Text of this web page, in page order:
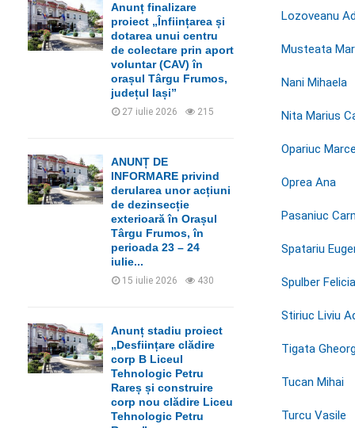
Lozoveanu
Musteata
Nani Mihaela
Nita Marius
Opariuc
Oprea Ana
Pasaniuc
Spatariu
Spulber
Stiriuc Liviu
Tigata
Tucan Mihai
Turcu Vasile
Anunț finalizare
proiect „Înființarea și
dotarea unui centru
de colectare prin aport
voluntar (CAV) în
orașul Târgu Frumos,
județul Iași”
27 iulie 2026 215
ANUNȚ DE
INFORMARE privind
derularea unor acțiuni
de dezinsecție
exterioară în Orașul
Târgu Frumos, în
perioada 23 – 24
iulie...
15 iulie 2026 430
Anunț stadiu proiect
„Desființare clădire
corp B Liceul
Tehnologic Petru
Rareș și construire
corp nou clădire Liceu
Tehnologic Petru